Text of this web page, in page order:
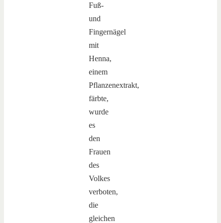
Fuß-
und
Fingernägel
mit
Henna,
einem
Pflanzenextrakt,
färbte,
wurde
es
den
Frauen
des
Volkes
verboten,
die
gleichen